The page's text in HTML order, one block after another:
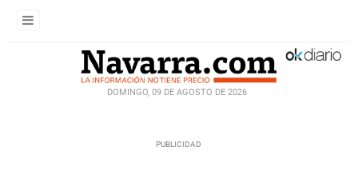
DOMINGO, 09 DE AGOSTO DE 2026